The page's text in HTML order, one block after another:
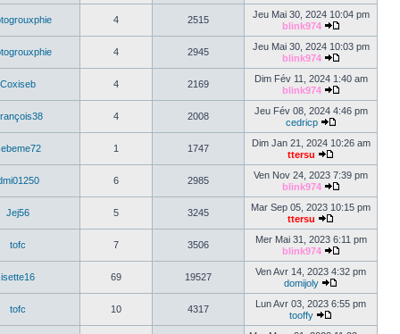
4 2515
Jeu Mai 30, 2024 10:04 pm
blink974
4 2945
Jeu Mai 30, 2024 10:03 pm
blink974
Coxiseb 4 2169
Dim Fév 11, 2024 1:40 am
blink974
4 2008
Jeu Fév 08, 2024 4:46 pm
cedricp
1 1747
Dim Jan 21, 2024 10:26 am
ttersu
6 2985
Ven Nov 24, 2023 7:39 pm
blink974
Jej56 5 3245
Mar Sep 05, 2023 10:15 pm
ttersu
tofc 7 3506
Mer Mai 31, 2023 6:11 pm
blink974
isette16 69 19527
Ven Avr 14, 2023 4:32 pm
domijoly
tofc 10 4317
Lun Avr 03, 2023 6:55 pm
tooffy